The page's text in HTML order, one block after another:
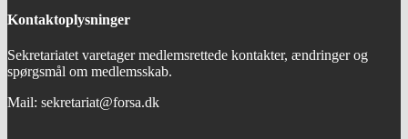
Kontaktoplysninger
Sekretariatet varetager medlemsrettede kontakter, ændringer og
spørgsmål om medlemsskab.
Mail: sekretariat@forsa.dk